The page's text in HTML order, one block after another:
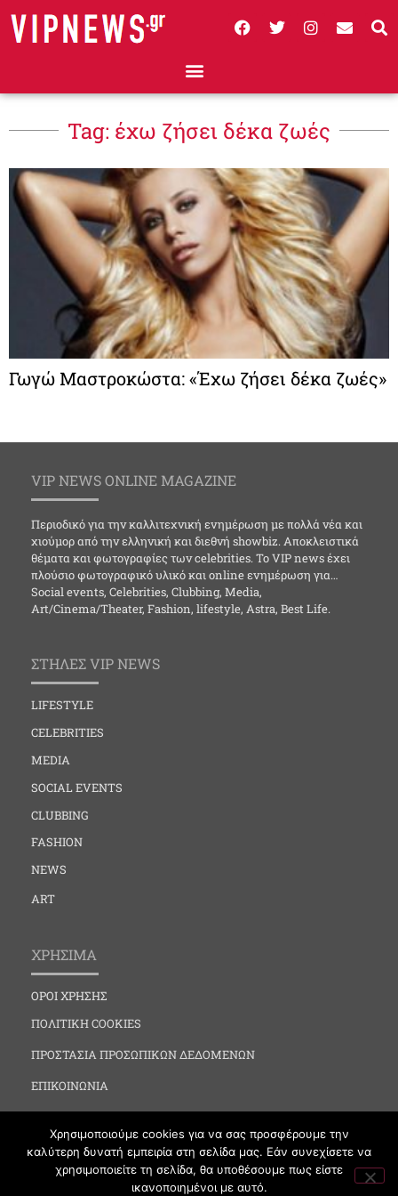
Tag: έχω ζήσει δέκα ζωές
Γωγώ Μαστροκώστα: «Έχω ζήσει δέκα ζωές»
VIP NEWS ONLINE MAGAZINE
Περιοδικό για την καλλιτεχνική ενημέρωση με πολλά νέα και
χιούμορ από την ελληνική και διεθνή showbiz. Αποκλειστικά
θέματα και φωτογραφίες των celebrities. Το VIP news έχει
πλούσιο φωτογραφικό υλικό και online ενημέρωση για…
Social events, Celebrities, Clubbing, Media,
Art/Cinema/Theater, Fashion, lifestyle, Astra, Best Life.
ΣΤΗΛΕΣ VIP NEWS
LIFESTYLE
CELEBRITIES
MEDIA
SOCIAL EVENTS
CLUBBING
FASHION
NEWS
ART
ΧΡΗΣΙΜΑ
ΟΡΟΙ ΧΡΗΣΗΣ
ΠΟΛΙΤΙΚΗ COOKIES
ΠΡΟΣΤΑΣΙΑ ΠΡΟΣΩΠΙΚΩΝ ΔΕΔΟΜΕΝΩΝ
ΕΠΙΚΟΙΝΩΝΙΑ
Χρησιμοποιούμε cookies για να σας προσφέρουμε την
καλύτερη δυνατή εμπειρία στη σελίδα μας. Εάν συνεχίσετε να
χρησιμοποιείτε τη σελίδα, θα υποθέσουμε πως είστε
ικανοποιημένοι με αυτό.